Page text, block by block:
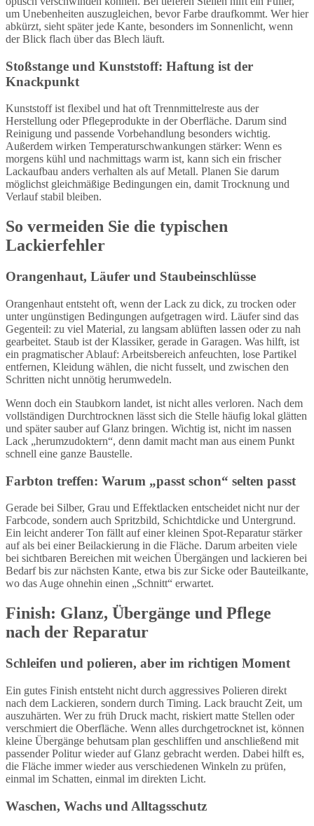
um Unebenheiten auszugleichen, bevor Farbe draufkommt. Wer hier
abkürzt, sieht später jede Kante, besonders im Sonnenlicht, wenn
der Blick flach über das Blech läuft.
Stoßstange und Kunststoff: Haftung ist der
Knackpunkt
Kunststoff ist flexibel und hat oft Trennmittelreste aus der
Herstellung oder Pflegeprodukte in der Oberfläche. Darum sind
Reinigung und passende Vorbehandlung besonders wichtig.
Außerdem wirken Temperaturschwankungen stärker: Wenn es
morgens kühl und nachmittags warm ist, kann sich ein frischer
Lackaufbau anders verhalten als auf Metall. Planen Sie darum
möglichst gleichmäßige Bedingungen ein, damit Trocknung und
Verlauf stabil bleiben.
So vermeiden Sie die typischen
Lackierfehler
Orangenhaut, Läufer und Staubeinschlüsse
Orangenhaut entsteht oft, wenn der Lack zu dick, zu trocken oder
unter ungünstigen Bedingungen aufgetragen wird. Läufer sind das
Gegenteil: zu viel Material, zu langsam ablüften lassen oder zu nah
gearbeitet. Staub ist der Klassiker, gerade in Garagen. Was hilft, ist
ein pragmatischer Ablauf: Arbeitsbereich anfeuchten, lose Partikel
entfernen, Kleidung wählen, die nicht fusselt, und zwischen den
Schritten nicht unnötig herumwedeln.
Wenn doch ein Staubkorn landet, ist nicht alles verloren. Nach dem
vollständigen Durchtrocknen lässt sich die Stelle häufig lokal glätten
und später sauber auf Glanz bringen. Wichtig ist, nicht im nassen
Lack „herumzudoktern“, denn damit macht man aus einem Punkt
schnell eine ganze Baustelle.
Farbton treffen: Warum „passt schon“ selten passt
Gerade bei Silber, Grau und Effektlacken entscheidet nicht nur der
Farbcode, sondern auch Spritzbild, Schichtdicke und Untergrund.
Ein leicht anderer Ton fällt auf einer kleinen Spot-Reparatur stärker
auf als bei einer Beilackierung in die Fläche. Darum arbeiten viele
bei sichtbaren Bereichen mit weichen Übergängen und lackieren bei
Bedarf bis zur nächsten Kante, etwa bis zur Sicke oder Bauteilkante,
wo das Auge ohnehin einen „Schnitt“ erwartet.
Finish: Glanz, Übergänge und Pflege
nach der Reparatur
Schleifen und polieren, aber im richtigen Moment
Ein gutes Finish entsteht nicht durch aggressives Polieren direkt
nach dem Lackieren, sondern durch Timing. Lack braucht Zeit, um
auszuhärten. Wer zu früh Druck macht, riskiert matte Stellen oder
verschmiert die Oberfläche. Wenn alles durchgetrocknet ist, können
kleine Übergänge behutsam plan geschliffen und anschließend mit
passender Politur wieder auf Glanz gebracht werden. Dabei hilft es,
die Fläche immer wieder aus verschiedenen Winkeln zu prüfen,
einmal im Schatten, einmal im direkten Licht.
Waschen, Wachs und Alltagsschutz